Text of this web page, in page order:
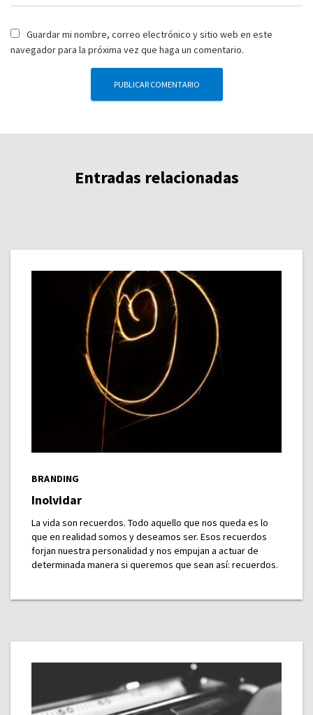
Guardar mi nombre, correo electrónico y sitio web en este
navegador para la próxima vez que haga un comentario.
Entradas relacionadas
BRANDING
Inolvidar
La vida son recuerdos. Todo aquello que nos queda es lo
que en realidad somos y deseamos ser. Esos recuerdos
forjan nuestra personalidad y nos empujan a actuar de
determinada manera si queremos que sean así: recuerdos.